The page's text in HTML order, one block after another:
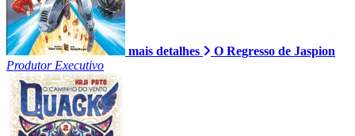
mais detalhes
O Regresso de Jaspion
Produtor Executivo